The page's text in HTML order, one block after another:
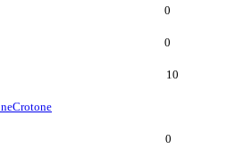
0
0
10
Crotone
0